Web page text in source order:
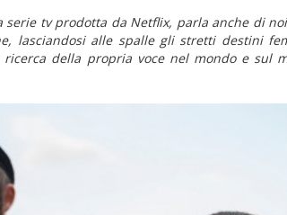
serie tv prodotta da Netflix, parla anche di
lasciandosi alle spalle gli stretti destini
della propria voce nel mondo e sul